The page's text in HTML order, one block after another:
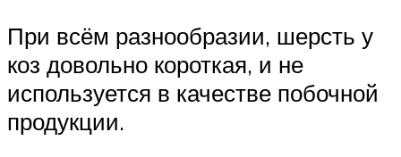
При всём разнообразии, шерсть у
коз довольно короткая, и не
используется в качестве побочной
продукции.